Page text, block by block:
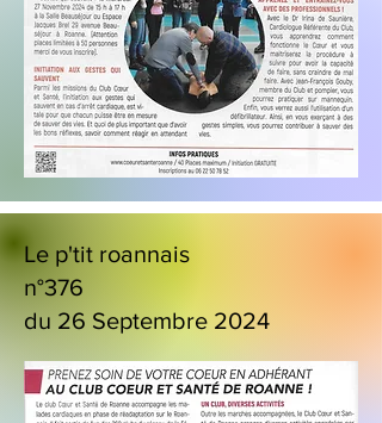
Le p'tit roannais
n°376
du 26 Septembre 2024